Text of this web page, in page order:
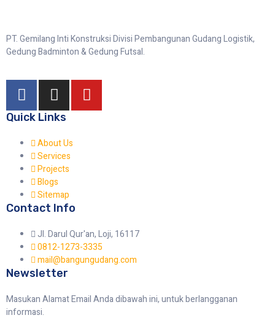
PT. Gemilang Inti Konstruksi Divisi Pembangunan Gudang Logistik,
Gedung Badminton & Gedung Futsal.
Quick Links
About Us
Services
Projects
Blogs
Sitemap
Contact Info
Jl. Darul Qur'an, Loji, 16117
0812-1273-3335
mail@bangungudang.com
Newsletter
Masukan Alamat Email Anda dibawah ini, untuk berlangganan
informasi.